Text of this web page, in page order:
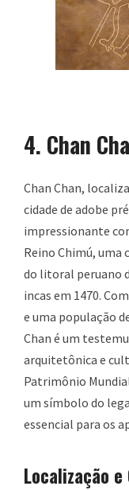
4. Chan
Chan Chan,
cidade de adobe
impressionante
Reino Chimú, uma
do litoral peruano
incas em 1470.
e uma população
Chan é um
arquitetônica e
Patrimônio
um símbolo do
essencial para os
Localização